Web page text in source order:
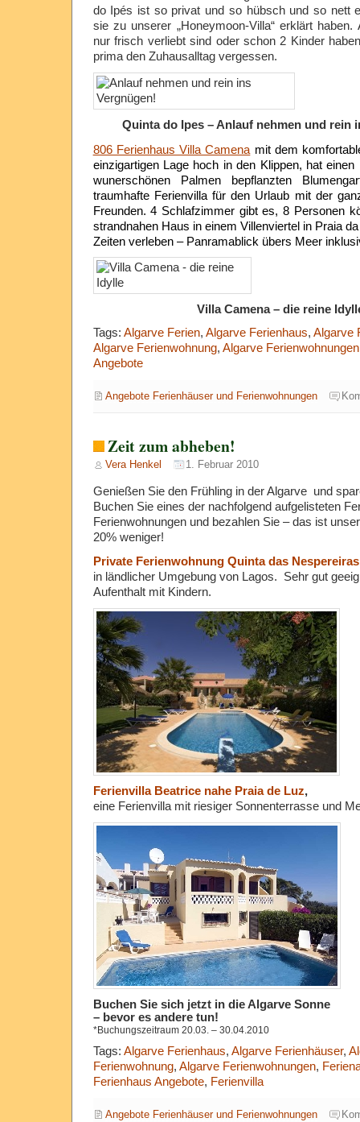
do Ipés ist so privat und so hübsch und so nett
sie zu unserer „Honeymoon-Villa“ erklärt
nur frisch verliebt sind oder schon 2 Kinder
prima den Zuhausalltag vergessen.
Quinta do Ipes – Anlauf nehmen und rein
806 Ferienhaus Villa Camena mit dem
einzigartigen Lage hoch in den Klippen, hat
wunerschönen Palmen bepflanzten
traumhafte Ferienvilla für den Urlaub mit der
Freunden. 4 Schlafzimmer gibt es, 8 Personen
strandnahen Haus in einem Villenviertel in Praia
Zeiten verleben – Panramablick übers Meer
Villa Camena – die reine
Tags: Algarve Ferien, Algarve Ferienhaus, Algarve
Algarve Ferienwohnung, Algarve Ferienwohnungen
Angebote
Angebote Ferienhäuser und Ferienwohnungen
Zeit zum abheben!
Vera Henkel 1. Februar 2010
Genießen Sie den Frühling in der Algarve und
Buchen Sie eines der nachfolgend aufgelisteten
Ferienwohnungen und bezahlen Sie – das ist
20% weniger!
Private Ferienwohnung Quinta das Nespereiras
in ländlicher Umgebung von Lagos. Sehr gut
Aufenthalt mit Kindern.
Ferienvilla Beatrice nahe Praia de Luz,
eine Ferienvilla mit riesiger Sonnenterrasse und
Buchen Sie sich jetzt in die Algarve Sonne
– bevor es andere tun!
*Buchungszeitraum 20.03. – 30.04.2010
Tags: Algarve Ferienhaus, Algarve Ferienhäuser,
Ferienwohnung, Algarve Ferienwohnungen,
Ferienhaus Angebote, Ferienvilla
Angebote Ferienhäuser und Ferienwohnungen